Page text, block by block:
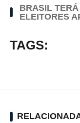
BRASIL
ELEITORES
TAGS: